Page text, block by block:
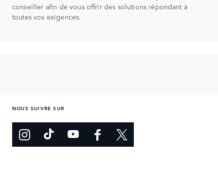
conseiller afin de vous offrir des solutions répondant à
toutes vos exigences.
NOUS SUIVRE SUR